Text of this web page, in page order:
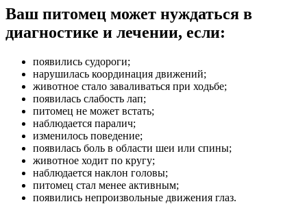
Ваш питомец может нуждаться в
диагностике и лечении, если:
появились судороги;
нарушилась координация движений;
животное стало заваливаться при ходьбе;
появилась слабость лап;
питомец не может встать;
наблюдается паралич;
изменилось поведение;
появилась боль в области шеи или спины;
животное ходит по кругу;
наблюдается наклон головы;
питомец стал менее активным;
появились непроизвольные движения глаз.